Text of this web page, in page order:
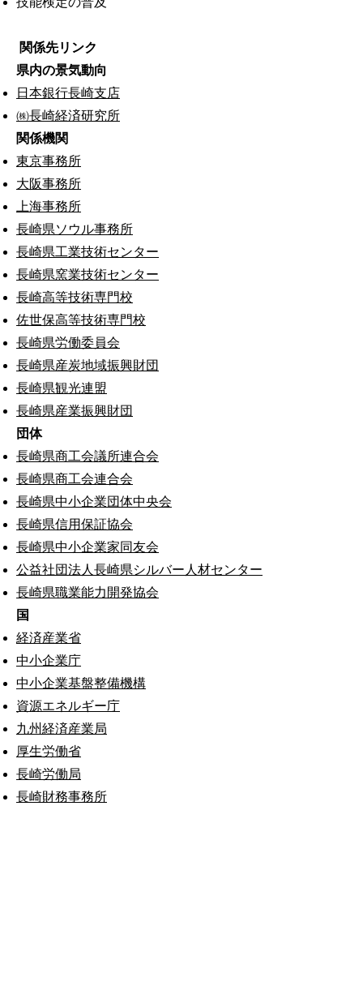
関係先リンク
県内の景気動向
日本銀行長崎支店
㈱長崎経済研究所
関係機関
東京事務所
大阪事務所
上海事務所
長崎県ソウル事務所
長崎県工業技術センター
長崎県窯業技術センター
長崎高等技術専門校
佐世保高等技術専門校
長崎県労働委員会
長崎県産炭地域振興財団
長崎県観光連盟
長崎県産業振興財団
団体
長崎県商工会議所連合会
長崎県商工会連合会
長崎県中小企業団体中央会
長崎県信用保証協会
長崎県中小企業家同友会
公益社団法人長崎県シルバー人材センター
長崎県職業能力開発協会
国
経済産業省
中小企業庁
中小企業基盤整備機構
資源エネルギー庁
九州経済産業局
厚生労働省
長崎労働局
長崎財務事務所